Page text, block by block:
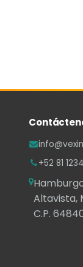
+52 81
Altavista,
C.P.